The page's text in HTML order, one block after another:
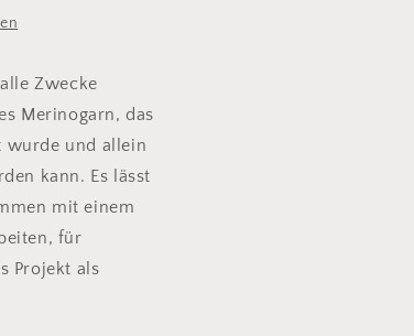
Zwecke
Merinogarn, das
wurde und allein
kann. Es lässt
mit einem
für
Projekt als